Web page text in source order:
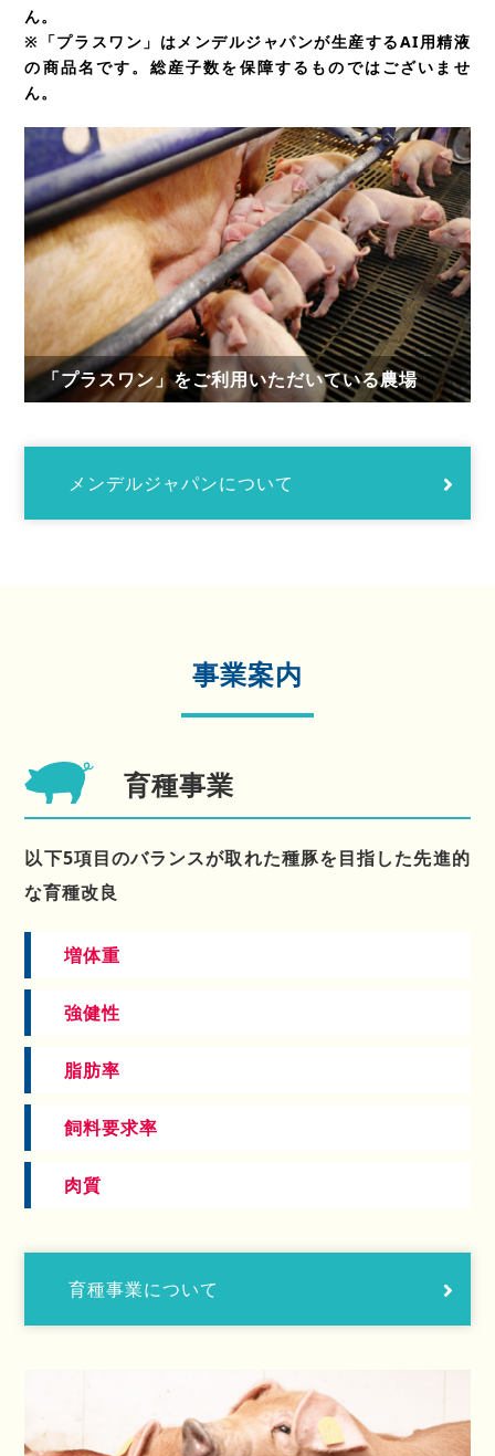
ん。
※「プラスワン」はメンデルジャパンが生産するAI用精液
の商品名です。総産子数を保障するものではございませ
ん。
「プラスワン」をご利用いただいている農場
メンデルジャパンについて
事業案内
育種事業
以下5項目のバランスが取れた種豚を目指した先進的
な育種改良
増体重
強健性
脂肪率
飼料要求率
肉質
育種事業について